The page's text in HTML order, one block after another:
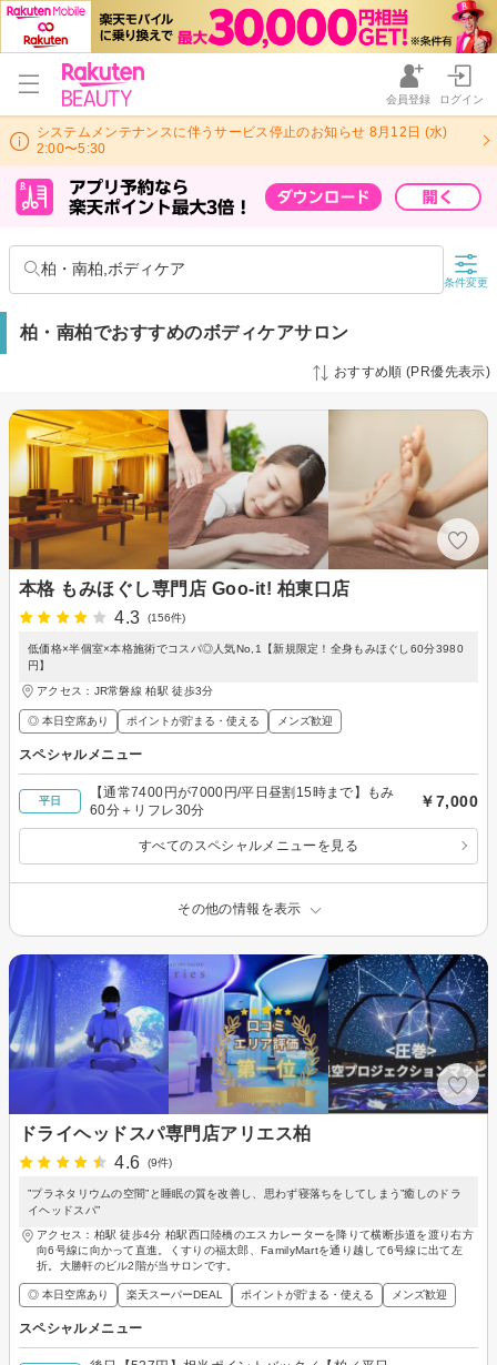
会員登録 ログイン
システムメンテナンスに伴うサービス停止のお知らせ 8月12日 (水)
2:00〜5:30
柏・南柏,ボディケア
条件変更
柏・南柏でおすすめのボディケアサロン
おすすめ順 (PR優先表示)
本格 もみほぐし専門店 Goo-it! 柏東口店
4.3
(156件)
低価格×半個室×本格施術でコスパ◎人気No,1【新規限定！全身もみほぐし60分3980
円】
アクセス：JR常磐線 柏駅 徒歩3分
◎ 本日空席あり ポイントが貯まる・使える メンズ歓迎
スペシャルメニュー
平日
【通常7400円が7000円/平日昼割15時まで】もみ
60分＋リフレ30分
￥7,000
すべてのスペシャルメニューを見る
その他の情報を表示
ドライヘッドスパ専門店アリエス柏
4.6
(9件)
”プラネタリウムの空間”と睡眠の質を改善し、思わず寝落ちをしてしまう”癒しのドラ
イヘッドスパ”
アクセス：柏駅 徒歩4分 柏駅西口陸橋のエスカレーターを降りて横断歩道を渡り右方
向6号線に向かって直進。くすりの福太郎、FamilyMartを通り越して6号線に出て左
折。大勝軒のビル2階が当サロンです。
◎ 本日空席あり 楽天スーパーDEAL ポイントが貯まる・使える メンズ歓迎
スペシャルメニュー